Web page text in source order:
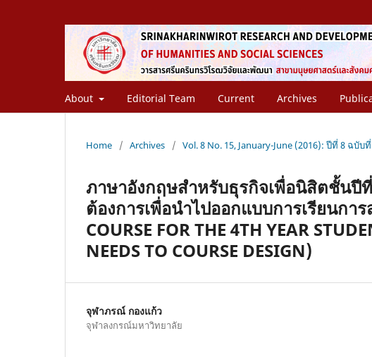
About Editorial Team Current Archives
Home / Archives / Vol. 8 No. 15, January-June (2016): ปีที่ 8 ฉบั
ภาษาอังกฤษสำหรับธุรกิจเพื่อนิสิตชั้นปี
ต้องการเพื่อนำไปออกแบบการเรียนการ
COURSE FOR THE 4TH YEAR
NEEDS TO COURSE DESIGN)
จุฬาภรณ์ กองแก้ว
จุฬาลงกรณ์มหาวิทยาลัย